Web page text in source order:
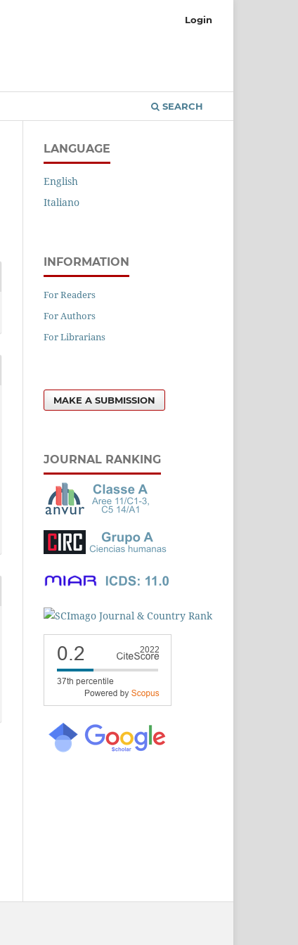
SEARCH
Login
LANGUAGE
English
Italiano
INFORMATION
For Readers
For Authors
For Librarians
MAKE A SUBMISSION
JOURNAL RANKING